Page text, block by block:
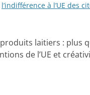
l’indifférence à l’UE des
laitiers : plus
de l’UE et